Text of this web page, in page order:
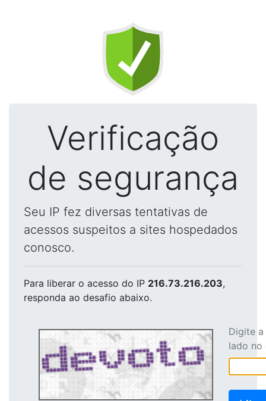
Verificação
de segurança
Seu IP fez diversas tentativas de
acessos suspeitos a sites hospedados
conosco.
Para liberar o acesso do IP 216.73.216.203,
responda ao desafio abaixo.
Digite
lado no